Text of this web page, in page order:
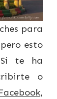
para
esto
te ha
o
,